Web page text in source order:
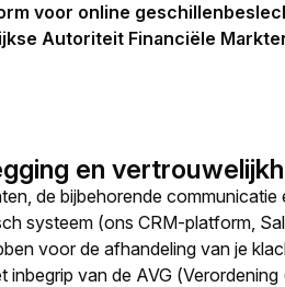
voor online
Autoriteit Financiële
en
de bijbehorende
systeem (ons CRM-platform,
voor de afhandeling van je
inbegrip van de AVG